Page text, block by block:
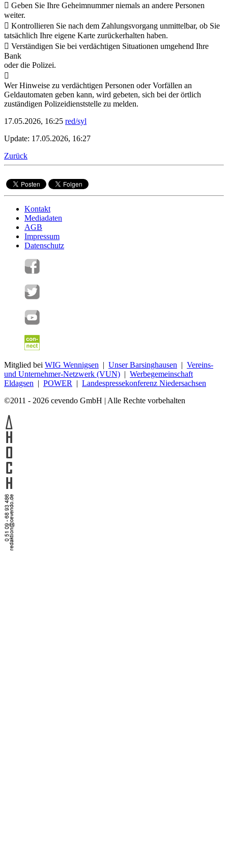
 Geben Sie Ihre Geheimnummer niemals an andere Personen
weiter.
 Kontrollieren Sie nach dem Zahlungsvorgang unmittelbar, ob Sie
tatsächlich Ihre eigene Karte zurückerhalten haben.
 Verständigen Sie bei verdächtigen Situationen umgehend Ihre
Bank
oder die Polizei.

Wer Hinweise zu verdächtigen Personen oder Vorfällen an
Geldautomaten geben kann, wird gebeten, sich bei der örtlich
zuständigen Polizeidienststelle zu melden.
17.05.2026, 16:25 red/syl
Update: 17.05.2026, 16:27
Zurück
Kontakt
Mediadaten
AGB
Impressum
Datenschutz
Mitglied bei WIG Wennigsen | Unser Barsinghausen | Vereins-
und Unternehmer-Netzwerk (VUN) | Werbegemeinschaft
Eldagsen | POWER | Landespressekonferenz Niedersachsen
©2011 - 2026 cevendo GmbH | Alle Rechte vorbehalten